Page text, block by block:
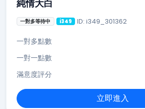
純情大白
一對多等待中 i349 ID: i349_301362
一對多點數
一對一點數
滿意度評分
立即進入